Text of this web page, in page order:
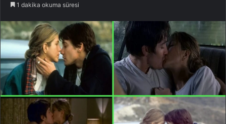
1 dakika okuma süresi